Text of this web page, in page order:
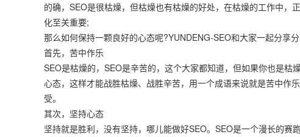
的确，SEO是很枯燥，但枯燥也有枯燥的好处，在枯燥的工作中，
化至关重要;
那么如何保持一颗良好的心态呢?YUNDENG-SEO和大家一起分享分
首先，苦中作乐
SEO是枯燥的，SEO是辛苦的，这个大家都知道，但如果你也是
心态，这样才能战胜枯燥、战胜辛苦，用一个成语来说就是苦中作
受。
其次，坚持心态
坚持就是胜利，没有坚持，哪儿能做好SEO。SEO是一个漫长的